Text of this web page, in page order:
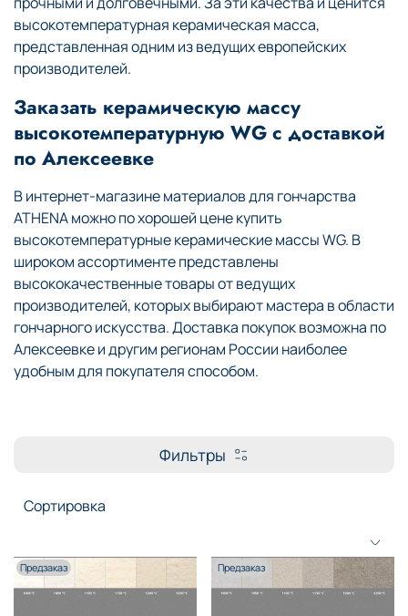
высокотемпературная керамическая масса,
представленная одним из ведущих европейских
производителей.
Заказать керамическую массу
высокотемпературную WG с доставкой
по Алексеевке
В интернет-магазине материалов для гончарства
ATHENA можно по хорошей цене купить
высокотемпературные керамические массы WG. В
широком ассортименте представлены
высококачественные товары от ведущих
производителей, которых выбирают мастера в области
гончарного искусства. Доставка покупок возможна по
Алексеевке и другим регионам России наиболее
удобным для покупателя способом.
Фильтры
Предзаказ Предзаказ